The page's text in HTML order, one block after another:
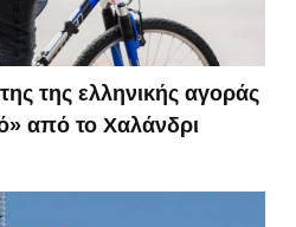
της ελληνικής αγοράς
από το Χαλάνδρι